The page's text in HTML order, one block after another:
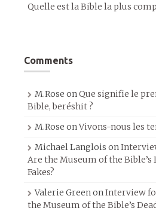
Quelle est la Bible la plus
Comments
M.Rose onQue signifie le
Bible, beréshit ?
M.Rose onVivons-nous les
Michael Langlois on
Are the Museum of the Bible’s
Fakes?
Valerie GreenonInterview
the Museum of the Bible’s